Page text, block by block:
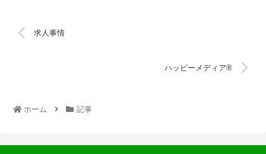
求人事情
ハッピーメディア®
ホーム 記事